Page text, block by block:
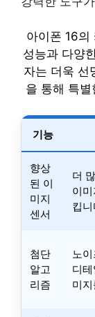
아이폰 16의
성능과 다양
자는 더욱 선
을 통해 특
기능
향상
된 이
미지
센서
더
이
킵니
첨단
알고
리즘
노
디
미